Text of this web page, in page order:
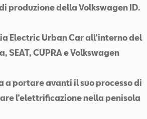
produzione della Volkswagen ID.
Electric Urban Car all’interno del
SEAT, CUPRA e Volkswagen
a portare avanti il suo processo di
l’elettrificazione nella penisola